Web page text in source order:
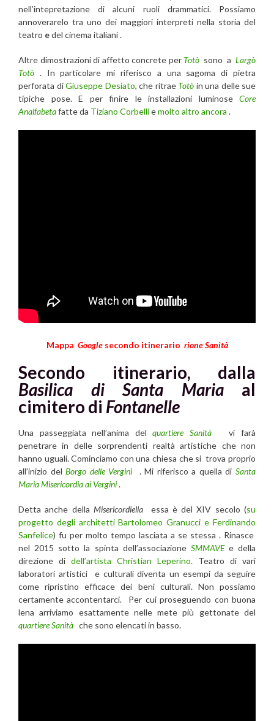
nell’intepretazione di alcuni ruoli drammatici. Possiamo
annoverarelo tra uno dei maggiori interpreti nella storia del
teatro edel cinema italiani .
Altre dimostrazioni di affetto concrete per Totò sono a Largò
Totò . In particolare mi riferisco a una sagoma di pietra
perforata diGiuseppe Desiato, che ritrae Totò in una delle sue
tipiche pose. E per finire le installazioni luminose Core
Analfabetafatte da Tiziano Corbelliemolto altro ancora .
Mappa Googlesecondo itinerario rioneSanità
Secondo itinerario, dalla
Basilica di Santa Mariaal
cimitero di Fontanelle
Una passeggiata nell’anima delquartiere Sanità
vi farà
penetrare in delle sorprendenti realtà artistiche che non
hanno uguali. Cominciamo con una chiesa che si trova proprio
all’inizio delBorgo delle Vergini . Mi riferisco a quella diSanta
Maria Misericordia ai Vergini.
Detta anche della Misericordiella essa è del XIV secolo (su
progetto degli architetti Bartolomeo Granucci e Ferdinando
Sanfelice) fu per molto tempo lasciata a se stessa . Rinasce
nel 2015 sotto la spinta dell’associazione SMMAVEe della
direzione di dell’artista Christian Leperino. Teatro di vari
laboratori artistici e culturali diventa un esempi da seguire
come ripristino efficace dei beni culturali. Non possiamo
certamente accontentarci. Per cui proseguendo con buona
lena arriviamo esattamente nelle mete più gettonate del
quartiere Sanità che sono elencati in basso.